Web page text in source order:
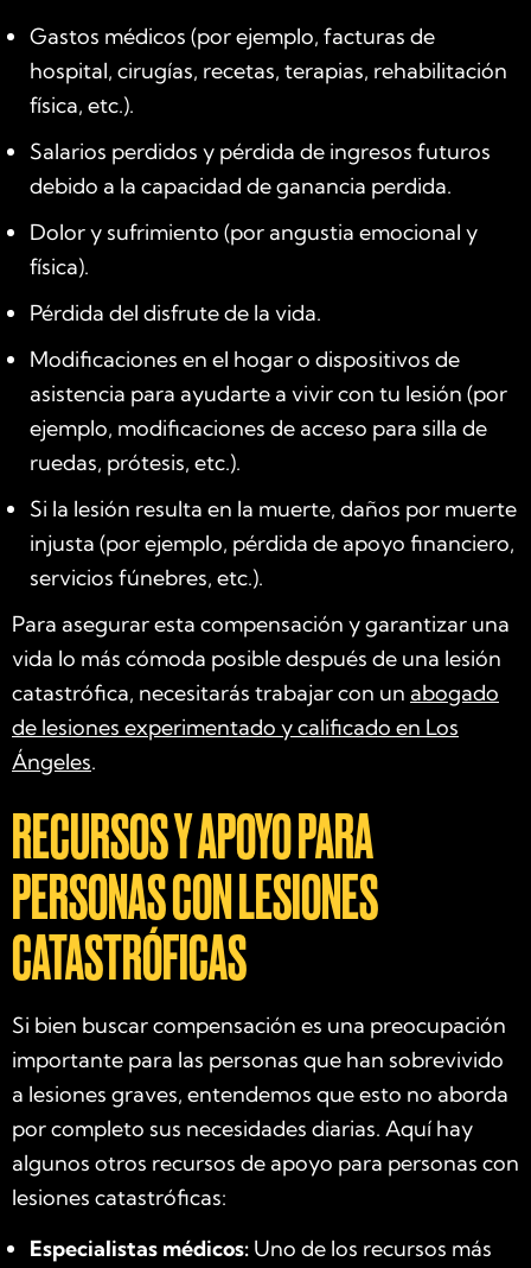
Gastos médicos (por ejemplo, facturas de
hospital, cirugías, recetas, terapias, rehabilitación
física, etc.).
Salarios perdidos y pérdida de ingresos futuros
debido a la capacidad de ganancia perdida.
Dolor y sufrimiento (por angustia emocional y
física).
Pérdida del disfrute de la vida.
Modificaciones en el hogar o dispositivos de
asistencia para ayudarte a vivir con tu lesión (por
ejemplo, modificaciones de acceso para silla de
ruedas, prótesis, etc.).
Si la lesión resulta en la muerte, daños por muerte
injusta (por ejemplo, pérdida de apoyo financiero,
servicios fúnebres, etc.).
Para asegurar esta compensación y garantizar una
vida lo más cómoda posible después de una lesión
catastrófica, necesitarás trabajar con un abogado
de lesiones experimentado y calificado en Los
Ángeles.
RECURSOS Y APOYO PARA
PERSONAS CON LESIONES
CATASTRÓFICAS
Si bien buscar compensación es una preocupación
importante para las personas que han sobrevivido
a lesiones graves, entendemos que esto no aborda
por completo sus necesidades diarias. Aquí hay
algunos otros recursos de apoyo para personas con
lesiones catastróficas:
Especialistas médicos: Uno de los recursos más